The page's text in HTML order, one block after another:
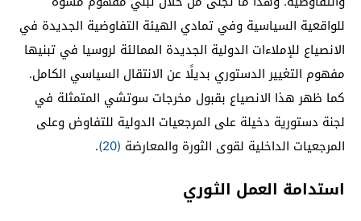
للواقعية السياسية وفي تمادي الهيئة التفاوضية الجديدة في
الانصياع للإملاءات الدولية الجديدة الممالئة لروسيا في تبنيها
مفهوم التغيير الدستوري بديلًا عن الانتقال السياسي الكامل.
كما ظهر هذا الانصياع بقبول مخرجات سوتشي المتمثلة في
لجنة دستورية دخيلة على المرجعيات الدولية للتفاوض وعلى
المرجعيات الداخلية لقوى الثورة والمعارضة (20)
.
استدامة العمل الثوري